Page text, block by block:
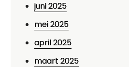
juni 2025
mei 2025
april 2025
maart 2025